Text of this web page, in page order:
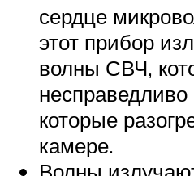
сердце
этот прибор
волны СВЧ,
которые
камере.